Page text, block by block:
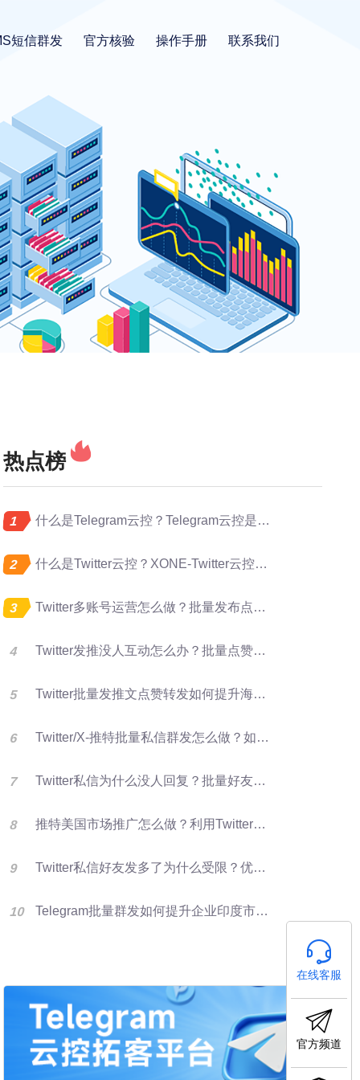
短信群发 官方核验 操作手册 联系我们
热点榜
什么是Telegram云控？Telegram云控是做什么的？
什么是Twitter云控？XONE-Twitter云控是做什么的？
Twitter多账号运营怎么做？批量发布点赞转发完整指南
Twitter发推没人互动怎么办？批量点赞评论转发提升曝光
Twitter批量发推文点赞转发如何提升海外账号矩阵运营效率？
Twitter/X-推特批量私信群发怎么做？如何提升推特转化率？
Twitter私信为什么没人回复？批量好友群发优化X营销效果的方法
推特美国市场推广怎么做？利用Twitter好友资源进行批量群发提升客户开发效率
Twitter私信好友发多了为什么受限？优化群发营销方法
Telegram批量群发如何提升企业印度市场获客效率
在线客服
官方频道